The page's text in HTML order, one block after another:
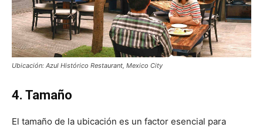
Ubicación: Azul Histórico Restaurant, Mexico City
4. Tamaño
El tamaño de la ubicación es un factor esencial para